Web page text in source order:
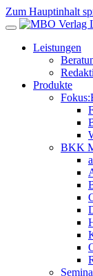
Zum Hauptinhalt
Leistungen
Produkte
BKK